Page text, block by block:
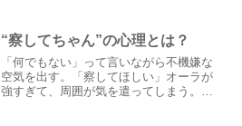
れません。今回は、愛想笑いの奥に隠れ
ている本当の心の動きを、やさしく人間
考察してみます。
“察してちゃん”の心理とは？
「何でもない」って言いながら不機嫌な
空気を出す。「察してほしい」オーラが
強すぎて、周囲が気を遣ってしまう。そ